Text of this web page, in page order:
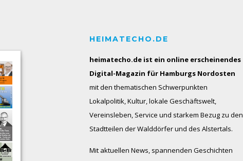
HEIMATECHO.DE
heimatecho.de ist ein online erscheinendes
Digital-Magazin für Hamburgs Nordosten
mit den thematischen Schwerpunkten
Lokalpolitik, Kultur, lokale Geschäftswelt,
Vereinsleben, Service und starkem Bezug zu den
Stadtteilen der Walddörfer und des Alstertals.
Mit aktuellen News, spannenden Geschichten